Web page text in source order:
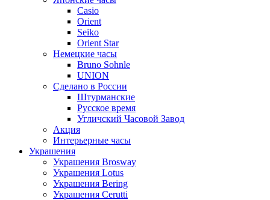
Casio
Orient
Seiko
Orient Star
Немецкие часы
Bruno Sohnle
UNION
Сделано в России
Штурманские
Русское время
Угличский Часовой Завод
Акция
Интерьерные часы
Украшения
Украшения Brosway
Украшения Lotus
Украшения Bering
Украшения Cerutti